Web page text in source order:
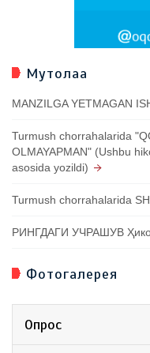
Мутолаа
MANZILGA YETMAGAN
Turmush chorrahalarida
OLMAYAPMAN" (Ushbu
asosida yozildi)
Turmush chorrahalarida
РИНГДАГИ УЧРАШУВ
Фотогалерея
Опрос